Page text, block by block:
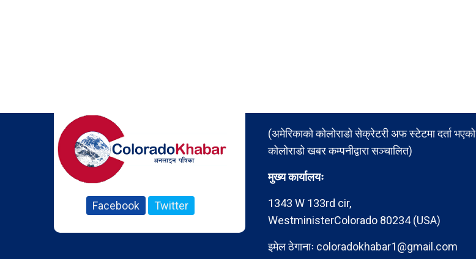
Facebook Twitter
(अमेरिकाको कोलोराडो सेक्रेटरी अफ स्टेटमा दर्ता भएको
कोलोराडो खबर कम्पनीद्वारा सञ्चालित)
मुख्य कार्यालयः
1343 W 133rd cir,
WestministerColorado 80234 (USA)
इमेल ठेगानाः coloradokhabar1@gmail.com